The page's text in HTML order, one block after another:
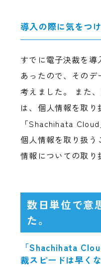
導入の際に気をつ
すでに電子決裁を
あったので、そのデ
考えました。 また
は、個人情報を取り
「Shachihata
個人情報を取り扱う
情報についての取り
数日単位で意
た。
「Shachihata
裁スピードは早く